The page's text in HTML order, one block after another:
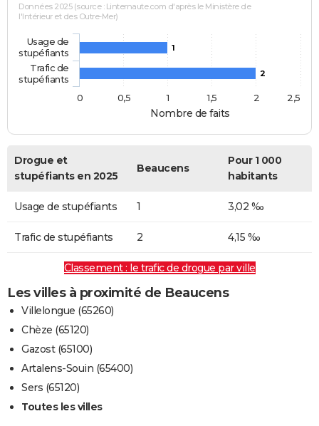
Nombre de faits
Données 2025 (source : Linternaute.com d'après le Ministère de
l'Intérieur et des Outre-Mer)
1
2
Usage de
stupéfiants
Trafic de
stupéfiants
0
0,5 1 1,5 2 2,5
Drogue et
stupéfiants en 2025
Beaucens
Pour 1 000
habitants
Usage de stupéfiants 1 3,02 ‰
Trafic de stupéfiants 2 4,15 ‰
Classement : le trafic de drogue par ville
Les villes à proximité de Beaucens
Villelongue (65260)
Chèze (65120)
Gazost (65100)
Artalens-Souin (65400)
Sers (65120)
Toutes les villes